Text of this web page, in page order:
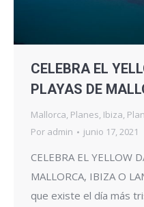
CELEBRA EL
PLAYAS DE
Mallorca, Planes, Ibiza,
Por admin junio 17, 2021
CELEBRA EL YELLOW
MALLORCA, IBIZA O
que existe el día más